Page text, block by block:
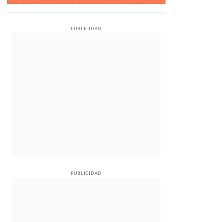
PUBLICIDAD
PUBLICIDAD